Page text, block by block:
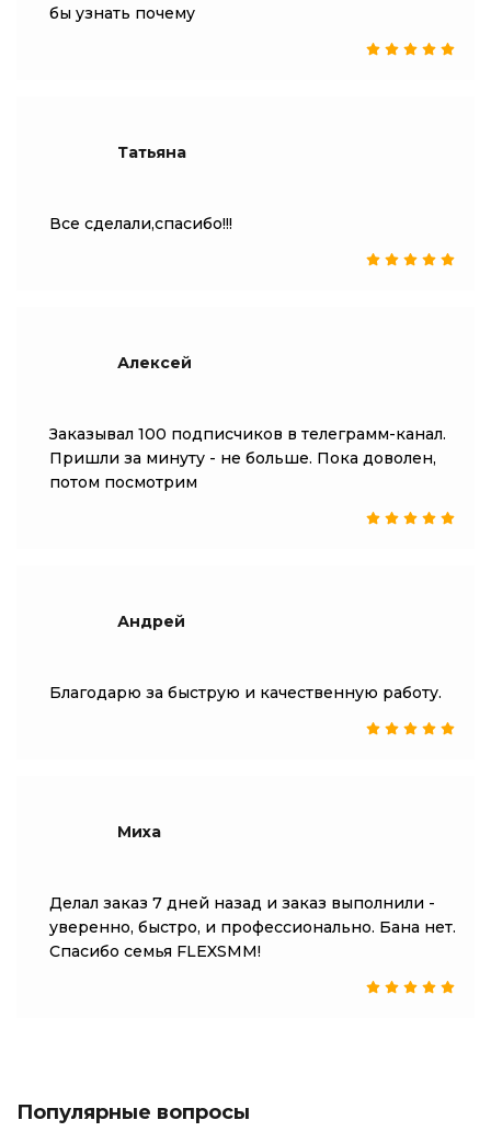
бы узнать почему
Татьяна
Все сделали,спасибо!!!
Алексей
Заказывал 100 подписчиков в телеграмм-канал.
Пришли за минуту - не больше. Пока доволен,
потом посмотрим
Андрей
Благодарю за быструю и качественную работу.
Миха
Делал заказ 7 дней назад и заказ выполнили -
уверенно, быстро, и профессионально. Бана нет.
Спасибо семья FLEXSMM!
Популярные вопросы